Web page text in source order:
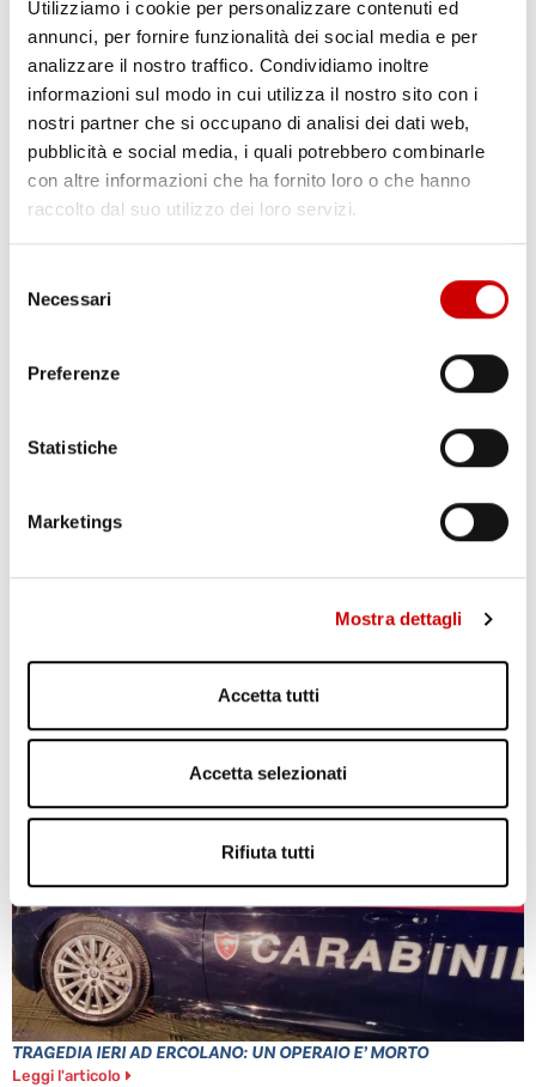
Utilizziamo i cookie per personalizzare contenuti ed
annunci, per fornire funzionalità dei social media e per
analizzare il nostro traffico. Condividiamo inoltre
informazioni sul modo in cui utilizza il nostro sito con i
nostri partner che si occupano di analisi dei dati web,
pubblicità e social media, i quali potrebbero combinarle
con altre informazioni che ha fornito loro o che hanno
raccolto dal suo utilizzo dei loro servizi.
delNecessari
Preferenze
Statistiche
Marketings
Mostra dettagli
Accetta tutti
Accetta selezionati
Rifiuta tutti
MINISTRO PIANTEDOSI A POZZUOLI
Leggi l'articolo
PONTICELLI: DODICENNE FERITO A COLTELLATE
POZZUOLI: CITTADINI CONTRO GESTIONE EMERGENZA
BRADISISMO
Leggi l'articolo
TRAGEDIA IERI AD ERCOLANO: UN OPERAIO E’ MORTO
Leggi l'articolo